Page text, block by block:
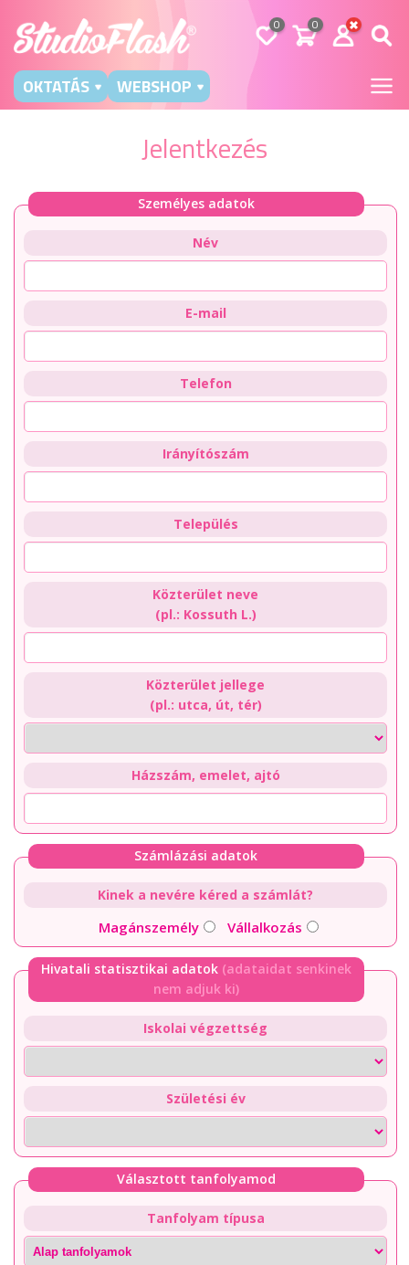
0 0
OKTATÁS WEBSHOP
Jelentkezés
Személyes adatok
Név
E-mail
Telefon
Irányítószám
Település
Közterület neve
(pl.: Kossuth L.)
Közterület jellege
(pl.: utca, út, tér)
Házszám, emelet, ajtó
Számlázási adatok
Kinek a nevére kéred a számlát?
Magánszemély Vállalkozás
Hivatali statisztikai adatok (adataidat senkinek
nem adjuk ki)
Iskolai végzettség
Születési év
Választott tanfolyamod
Tanfolyam típusa